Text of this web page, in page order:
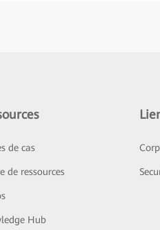
de cas
de ressources
Hub